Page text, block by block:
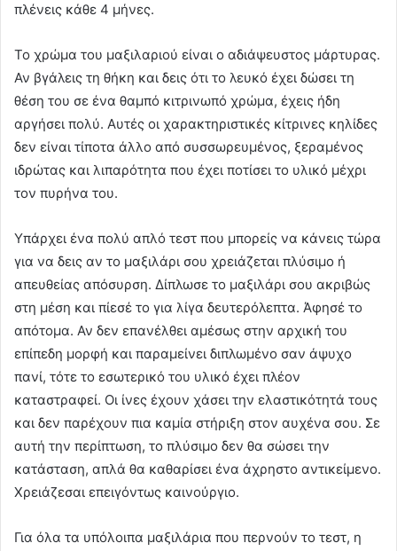
πλένεις κάθε 4 μήνες.
Το χρώμα του μαξιλαριού είναι ο αδιάψευστος μάρτυρας.
Αν βγάλεις τη θήκη και δεις ότι το λευκό έχει δώσει τη
θέση του σε ένα θαμπό κιτρινωπό χρώμα, έχεις ήδη
αργήσει πολύ. Αυτές οι χαρακτηριστικές κίτρινες κηλίδες
δεν είναι τίποτα άλλο από συσσωρευμένος, ξεραμένος
ιδρώτας και λιπαρότητα που έχει ποτίσει το υλικό μέχρι
τον πυρήνα του.
Υπάρχει ένα πολύ απλό τεστ που μπορείς να κάνεις τώρα
για να δεις αν το μαξιλάρι σου χρειάζεται πλύσιμο ή
απευθείας απόσυρση. Δίπλωσε το μαξιλάρι σου ακριβώς
στη μέση και πίεσέ το για λίγα δευτερόλεπτα. Άφησέ το
απότομα. Αν δεν επανέλθει αμέσως στην αρχική του
επίπεδη μορφή και παραμείνει διπλωμένο σαν άψυχο
πανί, τότε το εσωτερικό του υλικό έχει πλέον
καταστραφεί. Οι ίνες έχουν χάσει την ελαστικότητά τους
και δεν παρέχουν πια καμία στήριξη στον αυχένα σου. Σε
αυτή την περίπτωση, το πλύσιμο δεν θα σώσει την
κατάσταση, απλά θα καθαρίσει ένα άχρηστο αντικείμενο.
Χρειάζεσαι επειγόντως καινούργιο.
Για όλα τα υπόλοιπα μαξιλάρια που περνούν το τεστ, η